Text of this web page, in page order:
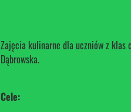
Zajęcia kulinarne dla uczniów z klas
Dąbrowska.
Cele: